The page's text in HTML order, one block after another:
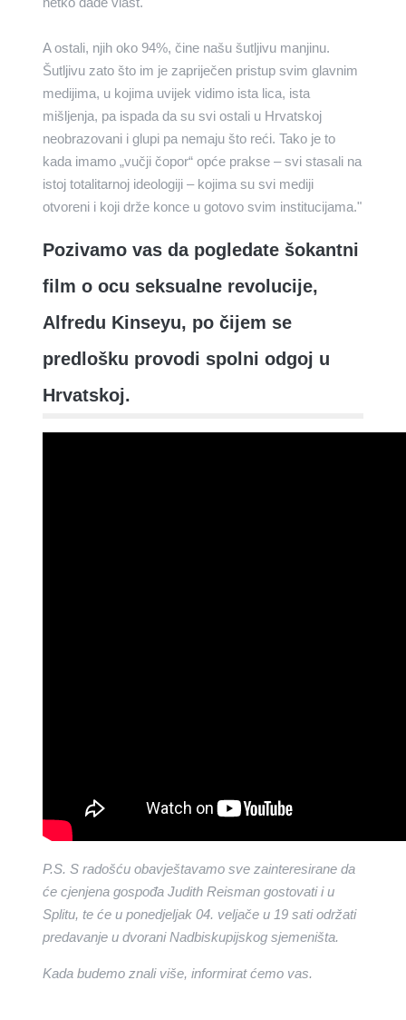
A ostali, njih oko 94%, čine našu šutljivu manjinu.
Šutljivu zato što im je zapriječen pristup svim glavnim
medijima, u kojima uvijek vidimo ista lica, ista
mišljenja, pa ispada da su svi ostali u Hrvatskoj
neobrazovani i glupi pa nemaju što reći. Tako je to
kada imamo „vučji čopor“ opće prakse – svi stasali na
istoj totalitarnoj ideologiji – kojima su svi mediji
otvoreni i koji drže konce u gotovo svim institucijama."
Pozivamo vas da pogledate šokantni
film o ocu seksualne revolucije,
Alfredu Kinseyu, po čijem se
predlošku provodi spolni odgoj u
Hrvatskoj.
P.S. S radošću obavještavamo sve zainteresirane da
će cjenjena gospođa Judith Reisman gostovati i u
Splitu, te će u ponedjeljak 04. veljače u 19 sati održati
predavanje u dvorani Nadbiskupijskog sjemeništa.
Kada budemo znali više, informirat ćemo vas.